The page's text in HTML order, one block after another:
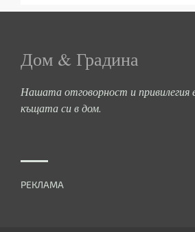
Дом & Градина
Нашата отговорност и привилегия
къщата си в дом.
РЕКЛАМА